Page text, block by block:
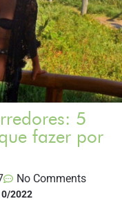
5
fazer por
No Comments
2022